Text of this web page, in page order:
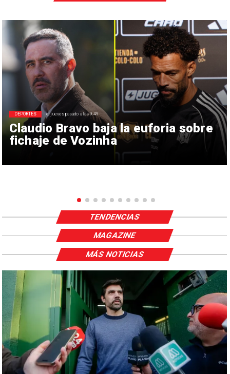
Claudio Bravo baja la euforia sobre
fichaje de Vozinha
DEPORTES el jueves pasado a las 9:49
TENDENCIAS
MAGAZINE
MÁS NOTICIAS